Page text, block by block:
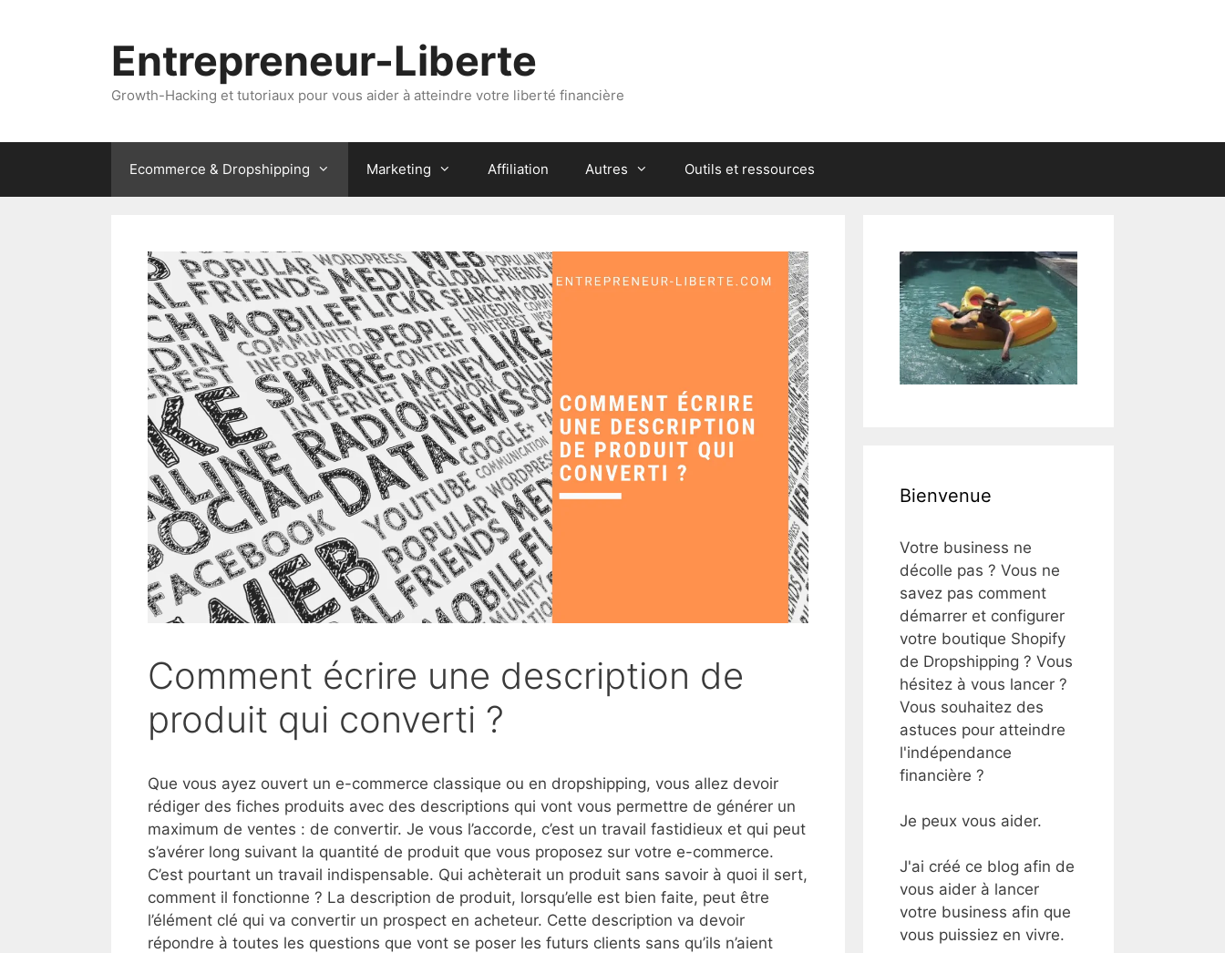
Entrepreneur-Liberte
Growth-Hacking et tutoriaux pour vous aider à atteindre votre liberté financière
Ecommerce & Dropshipping Marketing Affiliation Autres Outils et ressources
Comment écrire une description de
produit qui converti ?
Que vous ayez ouvert un e-commerce classique ou en dropshipping, vous allez devoir
rédiger des fiches produits avec des descriptions qui vont vous permettre de générer un
maximum de ventes : de convertir. Je vous l’accorde, c’est un travail fastidieux et qui peut
s’avérer long suivant la quantité de produit que vous proposez sur votre e-commerce.
C’est pourtant un travail indispensable. Qui achèterait un produit sans savoir à quoi il sert,
comment il fonctionne ? La description de produit, lorsqu’elle est bien faite, peut être
l’élément clé qui va convertir un prospect en acheteur. Cette description va devoir
répondre à toutes les questions que vont se poser les futurs clients sans qu’ils n’aient
Bienvenue
Votre business ne
décolle pas ? Vous ne
savez pas comment
démarrer et configurer
votre boutique Shopify
de Dropshipping ? Vous
hésitez à vous lancer ?
Vous souhaitez des
astuces pour atteindre
l'indépendance
financière ?
Je peux vous aider.
J'ai créé ce blog afin de
vous aider à lancer
votre business afin que
vous puissiez en vivre.